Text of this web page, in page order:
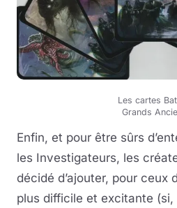
Les cartes
Grands
Enfin, et pour être sûrs
les Investigateurs, les
décidé d’ajouter, pour ceux
plus difficile et excitante (si,